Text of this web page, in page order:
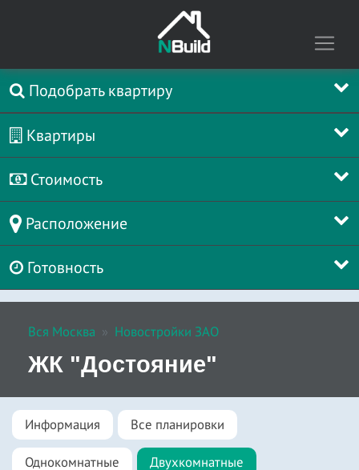
Подобрать квартиру
Квартиры
Стоимость
Расположение
Готовность
Вся Москва Новостройки ЗАО
ЖК "Достояние"
Информация Все планировки
Однокомнатные Двухкомнатные